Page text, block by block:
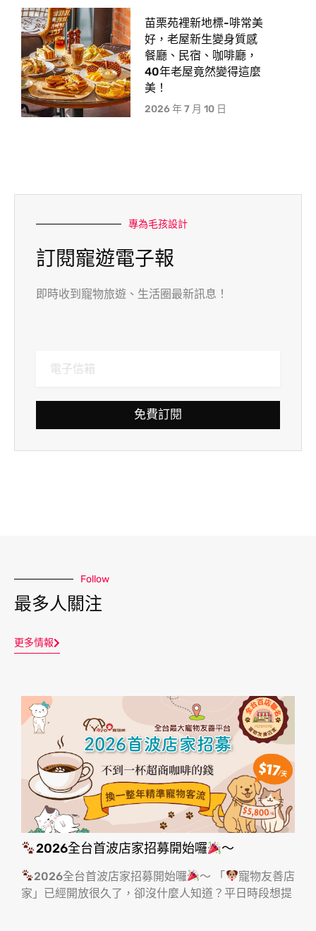
苗栗苑裡新地標-啡常美
好，老屋新生變身質感
餐廳、民宿、咖啡廳，
40年老屋竟然變得這麼
美！
2026 年 7 月 10 日
專為毛孩設計
訂閱寵遊電子報
即時收到寵物旅遊、生活圈最新訊息！
免費訂閱
Follow
最多人關注
更多情報
2026全台首波店家招募開始囉 ～
2026全台首波店家招募開始囉 ～ 「
寵物友善店
家」已經開放很久了，卻沒什麼人知道？平日時段想提